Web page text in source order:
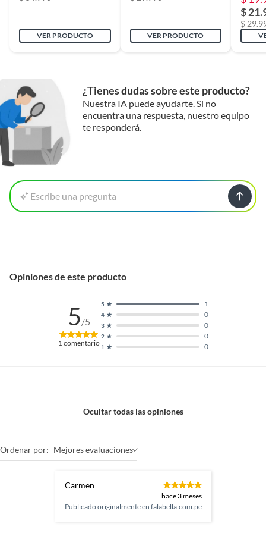
Plegable No
Dimensiones 38 x 39 x 45 cm
Garantía
VER PRODUCTO VER PRODUCTO
$
$
¿Tienes dudas sobre este producto?
Nuestra IA puede ayudarte. Si no
encuentra una respuesta, nuestro equipo
te responderá.
Escribe una pregunta
Opiniones de este producto
5/5
1comentario 1 0
2 0
3 0
4 0
5 1
Ocultar todas las opiniones
Ordenar por: Mejores evaluaciones
Carmen
hace 3 meses
Publicado originalmente en falabella.com.pe